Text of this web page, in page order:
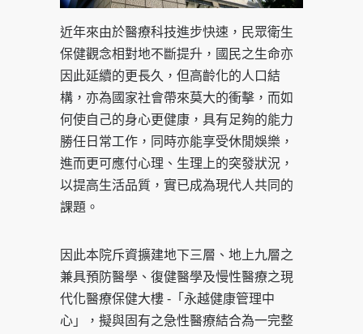
近年來由於醫療科技進步快速，民眾衛生
保健觀念相對地不斷提升，國民之生命亦
因此延續的更長久，但高齡化的人口結
構，亦為國家社會帶來莫大的衝擊，而如
何使自己的身心更健康，具有足夠的能力
勝任日常工作，同時亦能享受休閒娛樂，
進而更可應付心理、生理上的突發狀況，
以提高生活品質，實已成為現代人共同的
課題。
因此本院斥資擴建地下三層、地上九層之
兼具預防醫學、復健醫學及慢性醫療之現
代化醫療保健大樓 -「永越健康管理中
心」，擬與固有之急性醫療結合為一完整